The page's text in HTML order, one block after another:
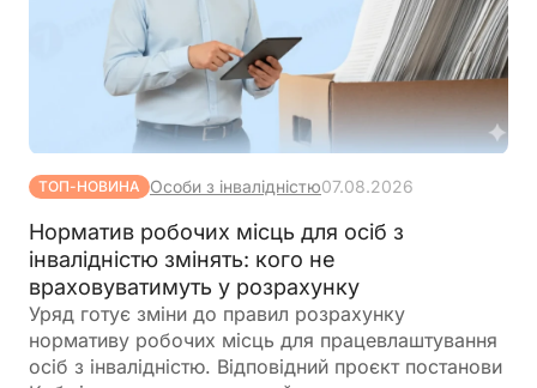
ТОП-НОВИНА Особи з інвалідністю07.08.2026
Норматив робочих місць для осіб з
інвалідністю змінять: кого не
враховуватимуть у розрахунку
Уряд готує зміни до правил розрахунку
нормативу робочих місць для працевлаштування
осіб з інвалідністю. Відповідний проєкт постанови